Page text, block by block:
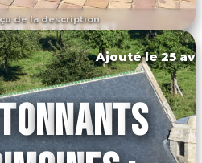
de la description
L'ÉVÉNEMENT
Ajouté le 25